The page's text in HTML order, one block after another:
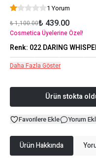
1 Yorum
₺ 1,100.00₺ 439.00
Cosmetica Üyelerine Özel!
Renk: 022 DARING
Daha Fazla Göster
Ürün stokta
Favorilere Ekle Yorum
Ürün Hakkında